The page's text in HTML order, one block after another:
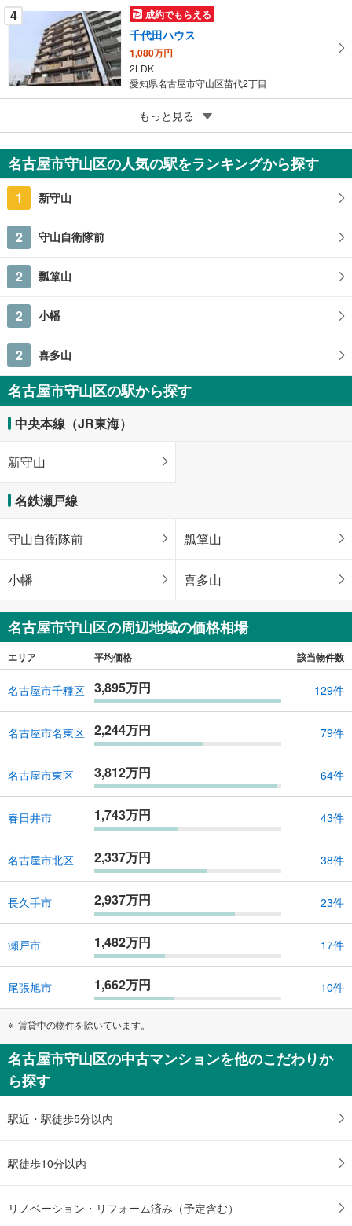
る
4 成約でもらえる
千代田ハウス
1,080万円
2LDK
愛知県名古屋市守山区苗代2丁目
成約でもらえる
コンセール守山
1,000万円
3DK
もっと見る
名古屋市守山区の人気の駅をランキングから探す
1 新守山
2 守山自衛隊前
2 瓢箪山
2 小幡
2 喜多山
名古屋市守山区の駅から探す
中央本線（JR東海）
新守山
名鉄瀬戸線
守山自衛隊前 瓢箪山
小幡 喜多山
名古屋市守山区の周辺地域の価格相場
エリア 平均価格 該当物件数
名古屋市千種区 3,895万円 129件
名古屋市名東区 2,244万円 79件
名古屋市東区 3,812万円 64件
春日井市 1,743万円 43件
名古屋市北区 2,337万円 38件
長久手市 2,937万円 23件
瀬戸市 1,482万円 17件
尾張旭市 1,662万円 10件
賃貸中の物件を除いています。
名古屋市守山区の中古マンションを他のこだわりか
ら探す
駅近・駅徒歩5分以内
駅徒歩10分以内
リノベーション・リフォーム済み（予定含む）